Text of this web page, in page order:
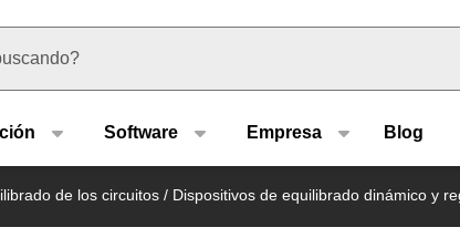
Software Empresa Blog
de los circuitos / Dispositivos de equilibrado dinámico y